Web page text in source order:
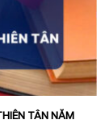
TÂN NĂM